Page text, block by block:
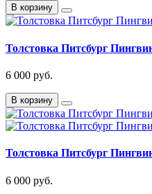
В корзину
Толстовка Питсбург
6 000 руб.
В корзину
Толстовка Питсбург
6 000 руб.